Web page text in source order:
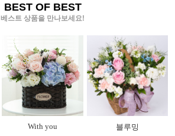
BEST OF BEST
베스트 상품을 만나보세요!
With you 블루밍